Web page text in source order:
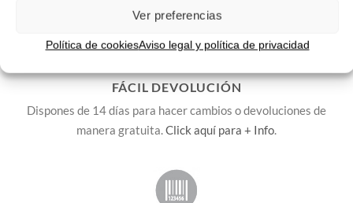
Ver preferencias
Política de cookiesAviso legal y política de privacidad
FÁCIL DEVOLUCIÓN
Dispones de 14 días para hacer cambios o devoluciones de
manera gratuita.Click aquí para + Info.